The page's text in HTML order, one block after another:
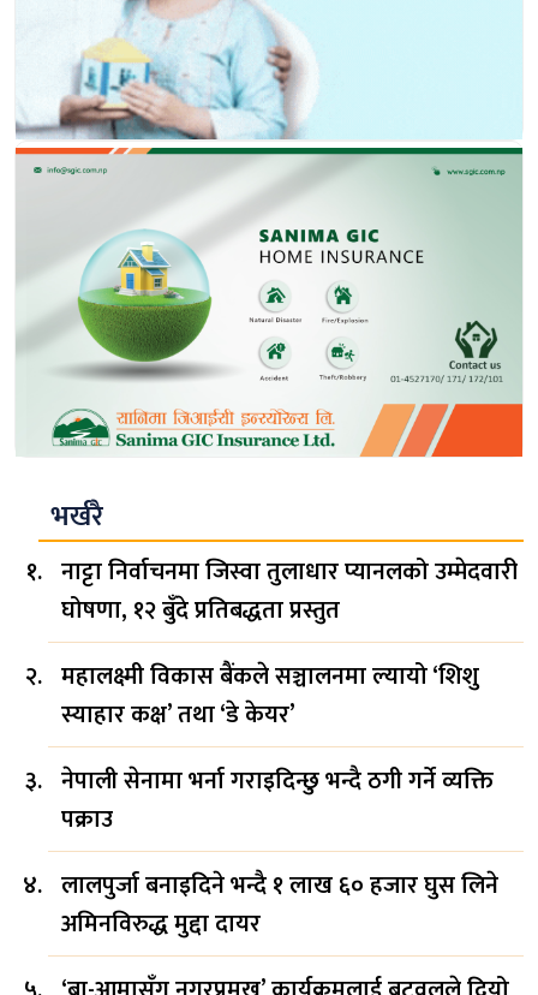
भर्खरै
नाट्टा निर्वाचनमा जिस्वा तुलाधार प्यानलको उम्मेदवारी
घोषणा, १२ बुँदे प्रतिबद्धता प्रस्तुत
महालक्ष्मी विकास बैंकले सञ्चालनमा ल्यायो ‘शिशु
स्याहार कक्ष’ तथा ‘डे केयर’
नेपाली सेनामा भर्ना गराइदिन्छु भन्दै ठगी गर्ने व्यक्ति
पक्राउ
लालपुर्जा बनाइदिने भन्दै १ लाख ६० हजार घुस लिने
अमिनविरुद्ध मुद्दा दायर